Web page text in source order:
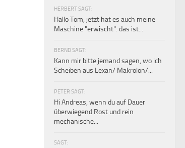
HERBERT SAGT:
Hallo Tom, jetzt hat es auch meine
Maschine "erwischt". das ist...
BERND SAGT:
Kann mir bitte jemand sagen, wo ich
Scheiben aus Lexan/ Makrolon/...
PETER SAGT:
Hi Andreas, wenn du auf Dauer
überwiegend Rost und rein
mechanische...
SAGT: